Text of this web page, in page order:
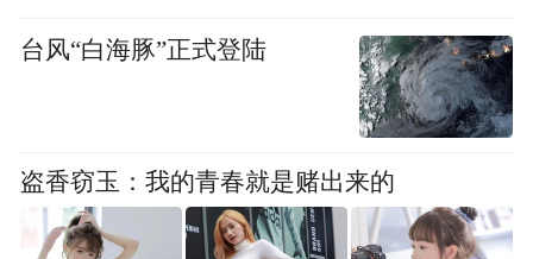
台风“白海豚”正式登陆
盗香窃玉：我的青春就是赌出来的